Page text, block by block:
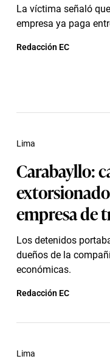
La víctima señaló
empresa ya paga
Redacción EC
Carabayllo:
empresa de
Los detenidos
dueños de la
económicas.
Lima
Redacción EC
Lima